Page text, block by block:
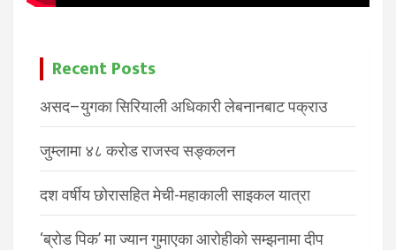
Recent Posts
असद–युगका सिरियाली अधिकारी लेबनानबाट पक्राउ
जुम्लामा ४८ करोड राजस्व सङ्कलन
दश वर्षीय छोरासहित मेची-महाकाली साइकल यात्रा
‘ब्रोड पिक’ मा ज्यान गुमाएका आरोहीको सम्झनामा दीप